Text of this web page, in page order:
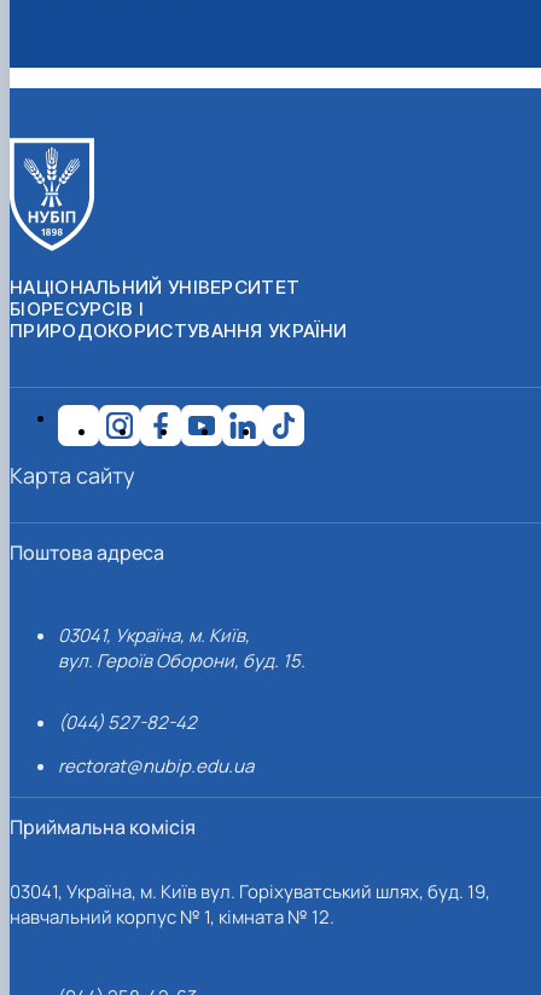
НАЦІОНАЛЬНИЙ УНІВЕРСИТЕТ
БІОРЕСУРСІВ І
ПРИРОДОКОРИСТУВАННЯ УКРАЇНИ
Поштова адреса
03041, Україна, м. Київ,
вул. Героїв Оборони, буд. 15.
(044) 527-82-42
rectorat@nubip.edu.ua
Приймальна комісія
03041, Україна, м. Київ вул. Горіхуватський шлях, буд. 19,
навчальний корпус № 1, кімната № 12.
Карта сайту